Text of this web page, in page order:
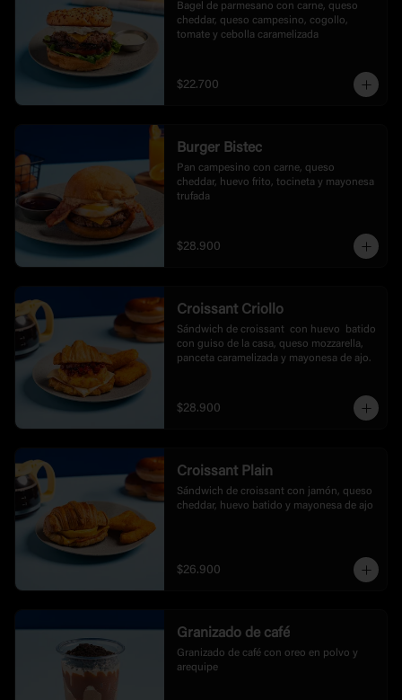
Bagel de parmesano con carne, queso
cheddar, queso campesino, cogollo,
tomate y cebolla caramelizada
$22.700
Burger Bistec
Pan campesino con carne, queso
cheddar, huevo frito, tocineta y mayonesa
trufada
$28.900
Croissant Criollo
Sándwich de croissant  con huevo  batido
con guiso de la casa, queso mozzarella,
panceta caramelizada y mayonesa de ajo.
$28.900
Croissant Plain
Sándwich de croissant con jamón, queso
cheddar, huevo batido y mayonesa de ajo
$26.900
Granizado de café
Granizado de café con oreo en polvo y
arequipe